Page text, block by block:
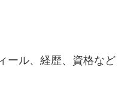
ール、経歴、資格など